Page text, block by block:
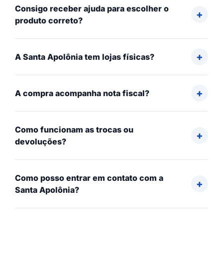
Consigo receber ajuda para escolher o
produto correto?
A Santa Apolônia tem lojas físicas?
A compra acompanha nota fiscal?
Como funcionam as trocas ou
devoluções?
Como posso entrar em contato com a
Santa Apolônia?